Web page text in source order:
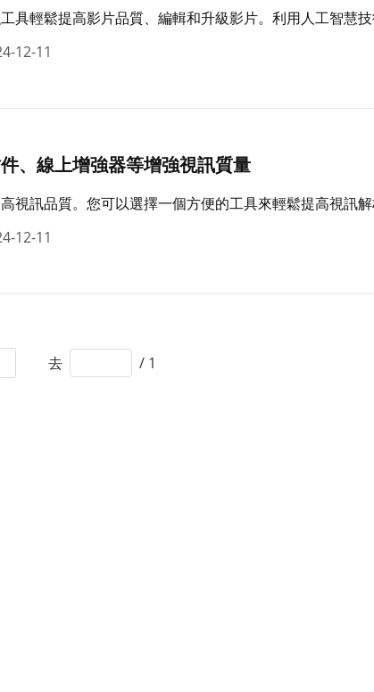
具輕鬆提高影片品質、編輯和升級影片。利用人工智慧技
12-11
、線上增強器等增強視訊質量
視訊品質。您可以選擇一個方便的工具來輕鬆提高視訊解
12-11
去 / 1